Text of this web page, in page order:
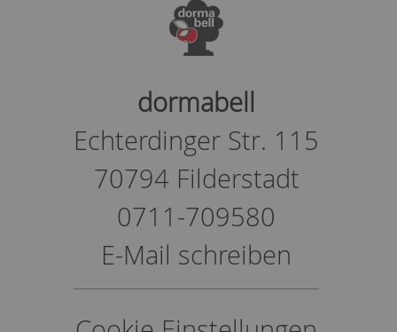
dormabell
Echterdinger Str. 115
70794 Filderstadt
0711-709580
E-Mail schreiben